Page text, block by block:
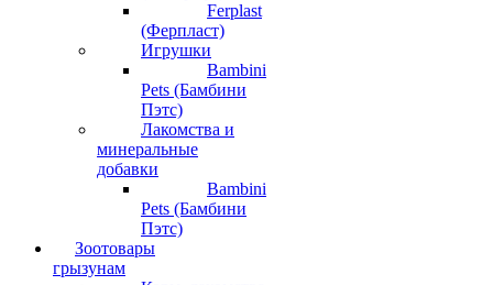
Ferplast
(Ферпласт)
Игрушки
Bambini
Pets (Бамбини
Пэтс)
Лакомства и
минеральные
добавки
Bambini
Pets (Бамбини
Пэтс)
Зоотовары
грызунам